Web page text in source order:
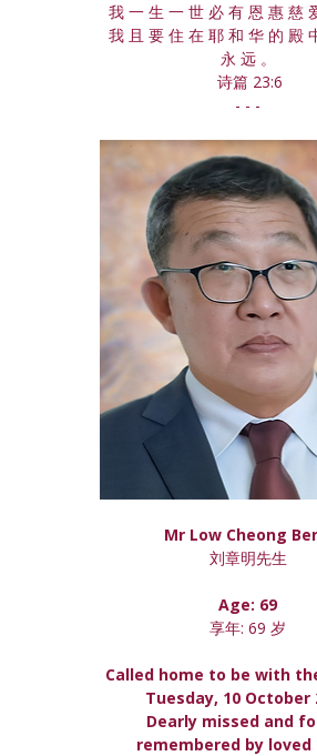
我 一 生 一 世 必 有 恩 惠 慈
我 且 要 住 在 耶 和 华 的 殿
永 远 。
诗篇 23:6
- - -
Mr Low Cheong
刘章明先生
Age: 69
享年: 69 岁
Called home to be with
Tuesday, 10 October
Dearly missed and
remembered by loved